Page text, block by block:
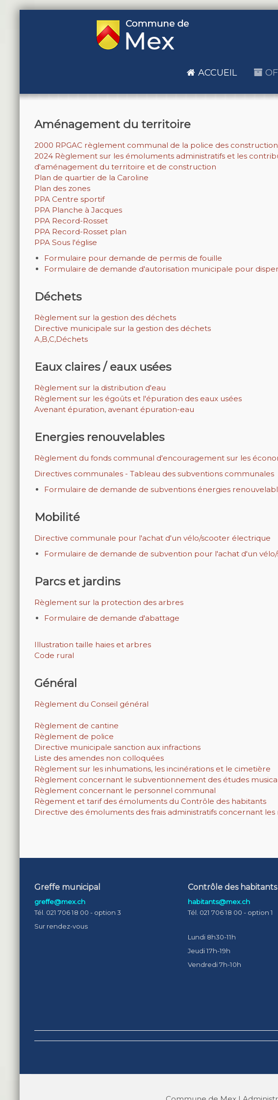
ACCUEIL
Aménagement du territoire
2000 RPGAC règlement communal de la police des
2024 Règlement sur les émoluments administratifs et les
d'aménagement du territoire et de construction
Plan de quartier de la Caroline
Plan des zones
PPA Centre sportif
PPA Planche à Jacques
PPA Record-Rosset
PPA Record-Rosset plan
PPA Sous l'église
Formulaire pour demande de permis de fouille
Formulaire de demande d'autorisation municipale pour
Déchets
Règlement sur la gestion des déchets
Directive municipale sur la gestion des déchets
A,B,C,Déchets
Eaux claires / eaux usées
Règlement sur la distribution d'eau
Règlement sur les égoûts et l'épuration des eaux usées
Avenant épuration,avenant épuration-eau
Energies renouvelables
Règlement du fonds communal d'encouragement sur les
Directives communales - Tableau des subventions communales
Formulaire de demande de subventions énergies
Mobilité
Directive communale pour l'achat d'un vélo/scooter électrique
Formulaire de demande de subvention pour l'achat d'un
Parcs et jardins
Règlement sur la protection des arbres
Formulaire de demande d'abattage
Illustration taille haies et arbres
Code rural
Général
Règlement du Conseil général
Règlement de cantine
Règlement de police
Directive municipale sanction aux infractions
Liste des amendes non colloquées
Règlement sur les inhumations, les incinérations et le cimetière
Règlement concernant le subventionnement des études
Règlement concernant le personnel communal
Règement et tarif des émoluments du Contrôle des habitants
Directive des émoluments des frais administratifs concernant les
Greffe municipal
greffe@mex.ch
Tél. 021 706 18 00 - option 3
Sur rendez-vous
Contrôle des habitants
habitants@mex.ch
Tél. 021 706 18 00 - option 1
Lundi 8h30-11h
Jeudi 17h-19h
Vendredi 7h-10h